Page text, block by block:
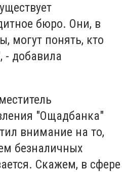
бюро. Они, в
могут понять, кто
- добавила
"Ощадбанка"
внимание на то,
безналичных
Скажем, в сфере